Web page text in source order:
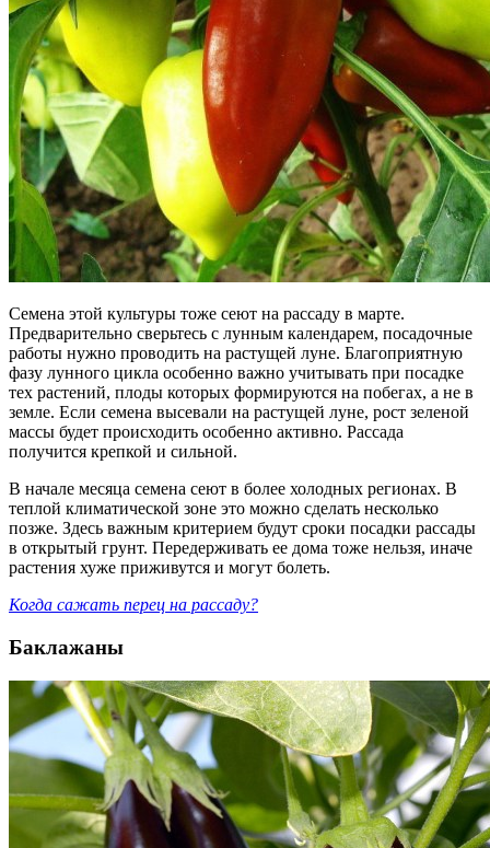
Семена этой культуры тоже сеют на рассаду в марте.
Предварительно сверьтесь с лунным календарем, посадочные
работы нужно проводить на растущей луне. Благоприятную
фазу лунного цикла особенно важно учитывать при посадке
тех растений, плоды которых формируются на побегах, а не в
земле. Если семена высевали на растущей луне, рост зеленой
массы будет происходить особенно активно. Рассада
получится крепкой и сильной.
В начале месяца семена сеют в более холодных регионах. В
теплой климатической зоне это можно сделать несколько
позже. Здесь важным критерием будут сроки посадки рассады
в открытый грунт. Передерживать ее дома тоже нельзя, иначе
растения хуже приживутся и могут болеть.
Когда сажать перец на рассаду?
Баклажаны